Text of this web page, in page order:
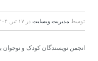
توسط مدیریت وبسایت در ۱۷ تیر, ۱۴۰۴
انجمن نویسندگان کودک و